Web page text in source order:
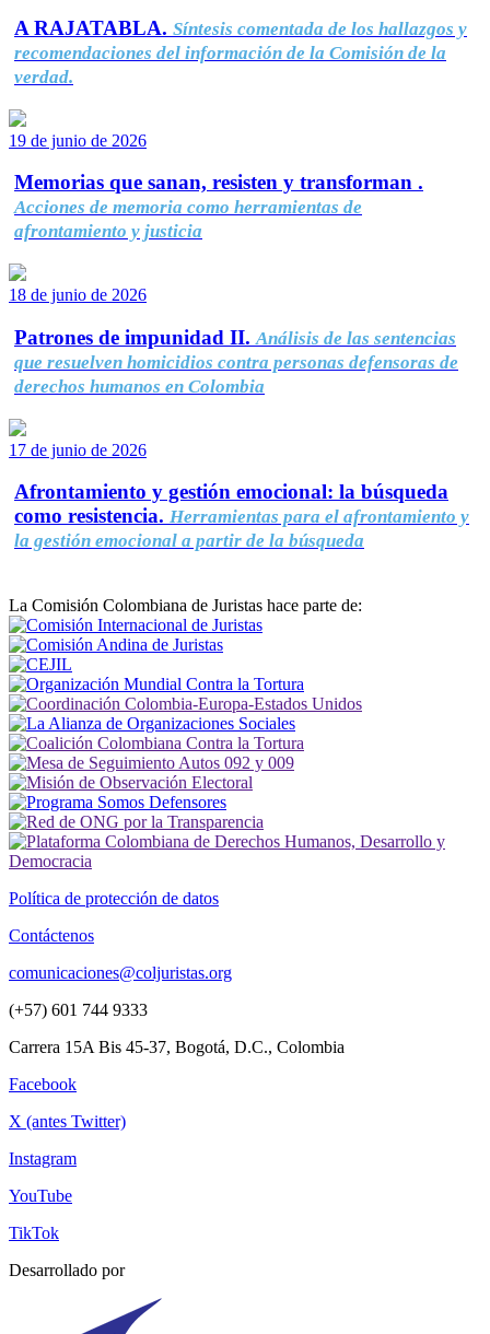
A RAJATABLA. Síntesis comentada de los hallazgos y
recomendaciones del información de la Comisión de la
verdad.
19 de junio de 2026
Memorias que sanan, resisten y transforman .
Acciones de memoria como herramientas de
afrontamiento y justicia
18 de junio de 2026
Patrones de impunidad II. Análisis de las sentencias
que resuelven homicidios contra personas defensoras de
derechos humanos en Colombia
17 de junio de 2026
Afrontamiento y gestión emocional: la búsqueda
como resistencia. Herramientas para el afrontamiento y
la gestión emocional a partir de la búsqueda
La Comisión Colombiana de Juristas hace parte de:
Política de protección de datos
Contáctenos
comunicaciones@coljuristas.org
(+57) 601 744 9333
Carrera 15A Bis 45-37, Bogotá, D.C., Colombia
Facebook
X (antes Twitter)
Instagram
YouTube
TikTok
Desarrollado por